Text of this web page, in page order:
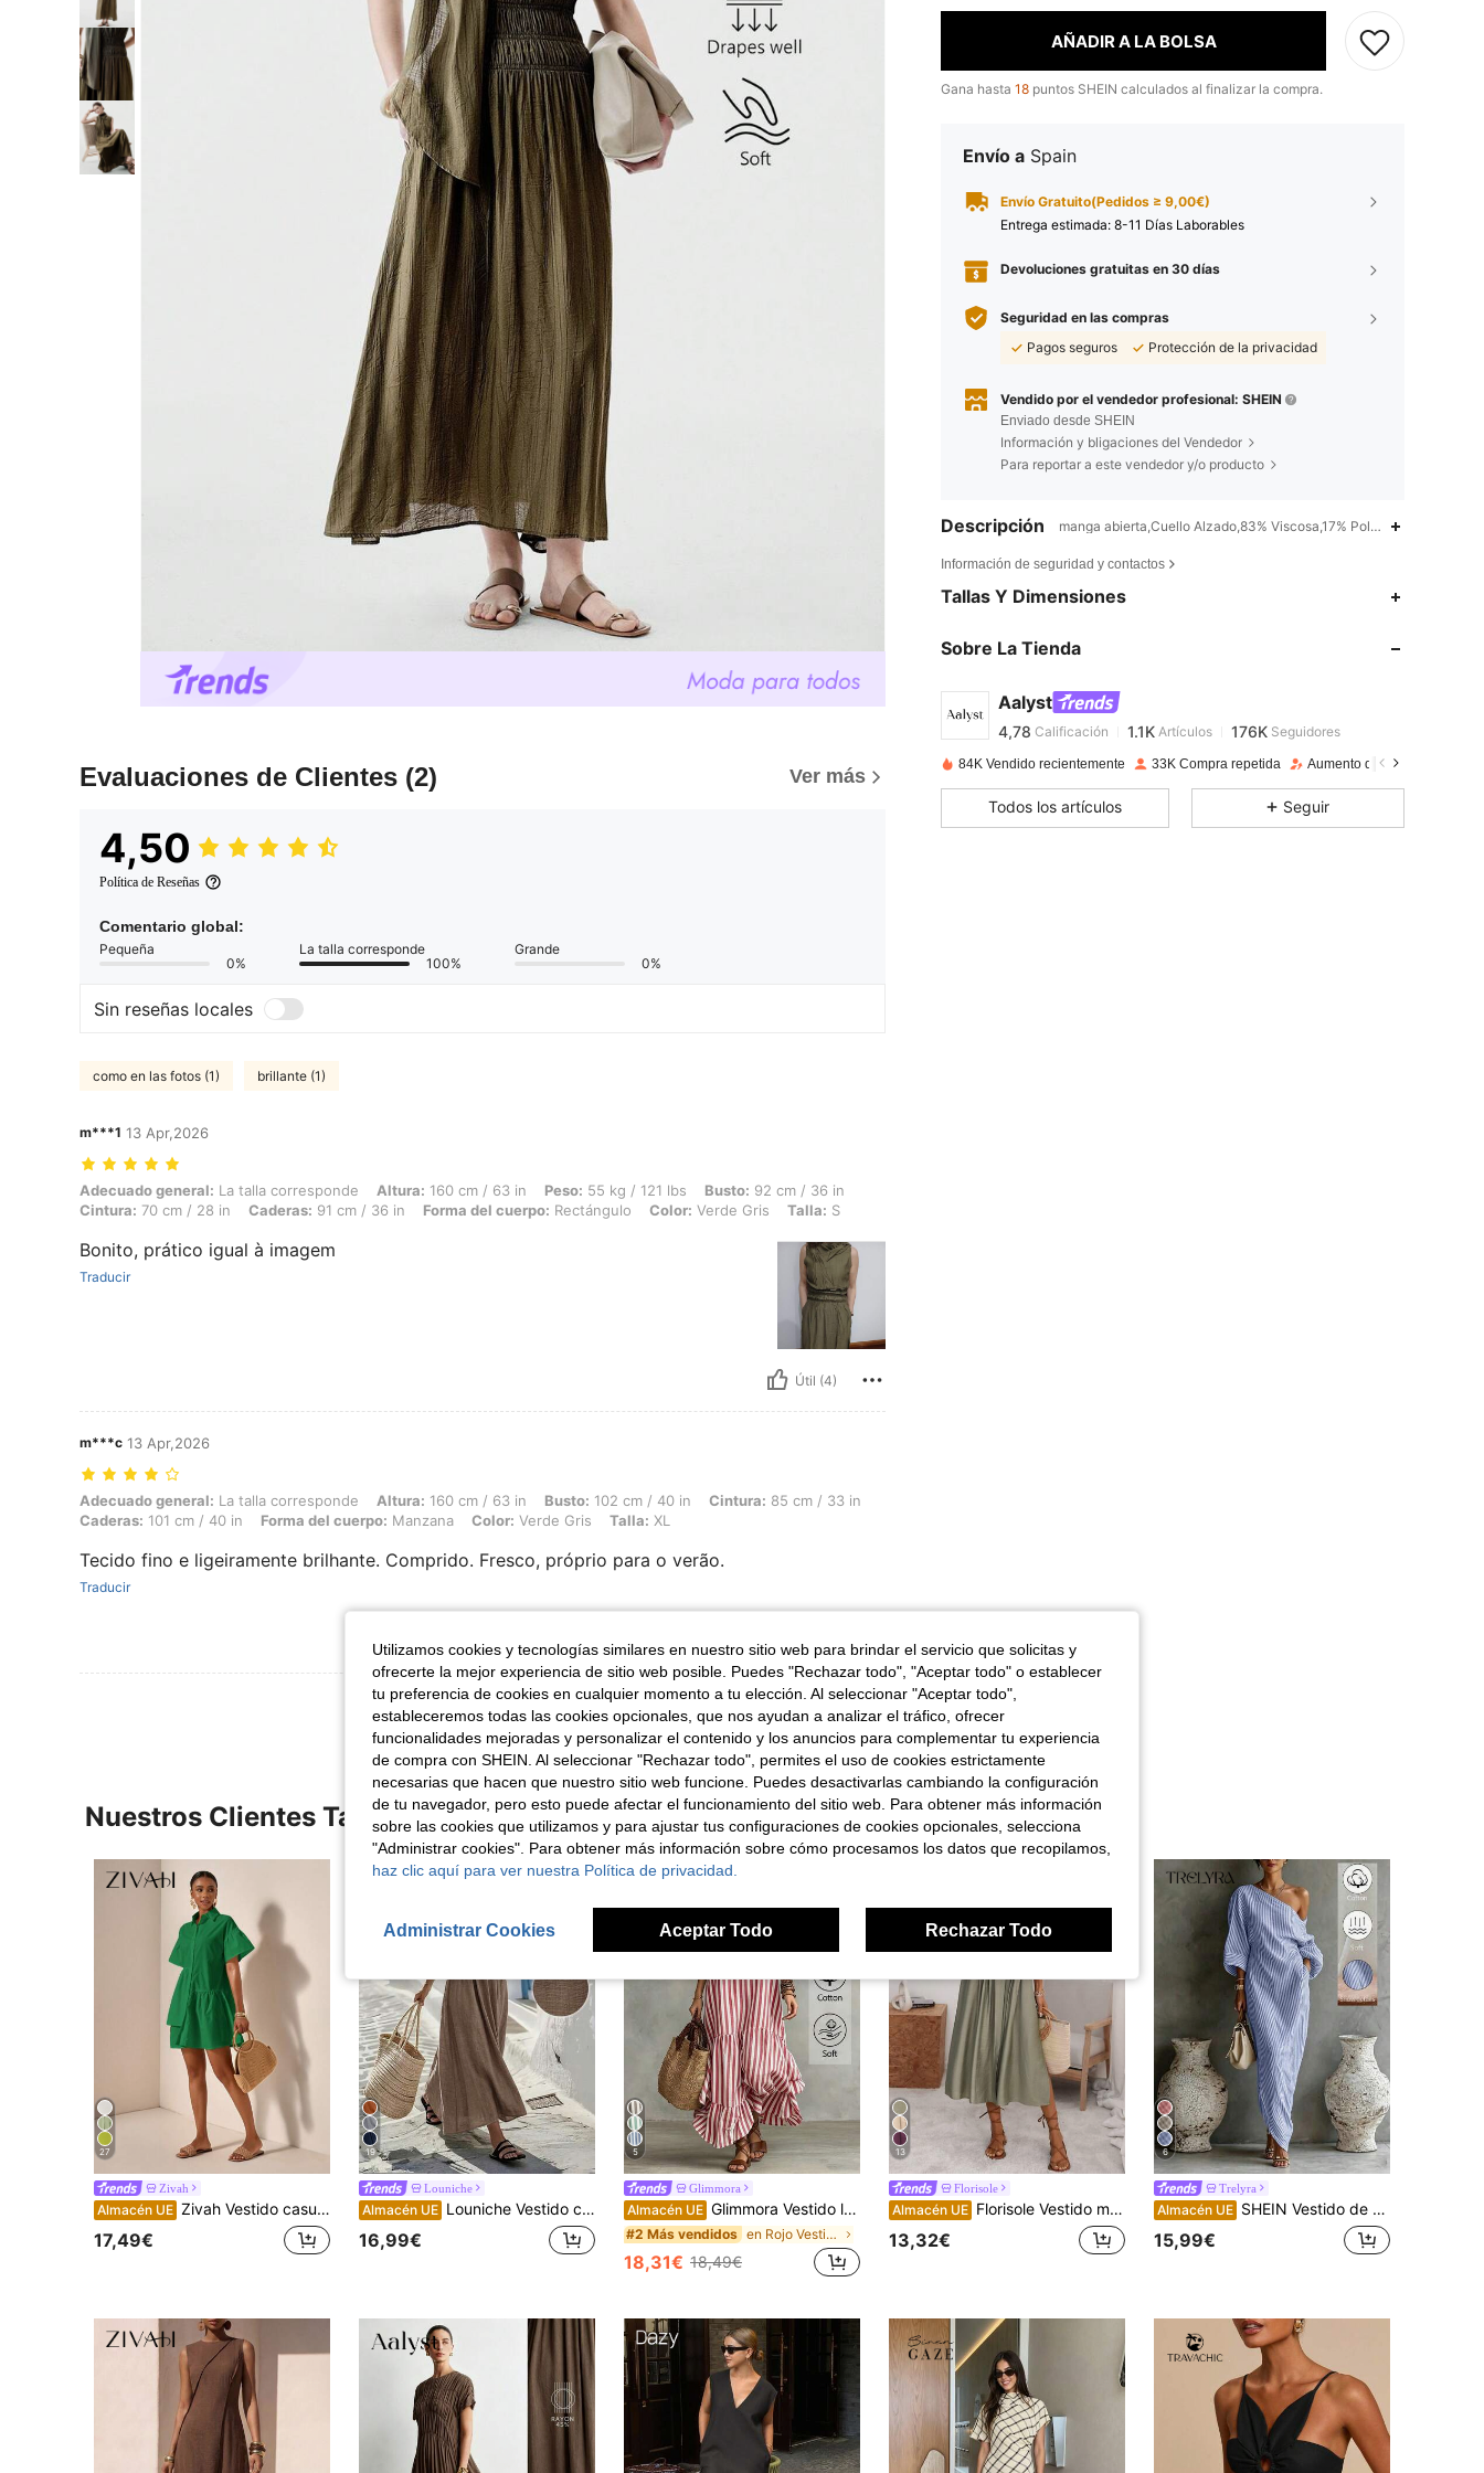
Evaluaciones de Clientes (2) Ver más
4,50
Política de Reseñas
Comentario global:
Pequeña
0%
La talla corresponde
100%
Grande
0%
Sin reseñas locales
como en las fotos (1) brillante (1)
m***1 13 Apr,2026
Adecuado general: La talla corresponde, Altura: 160 cm / 63 in, Peso: 55 kg / 121 lbs, Busto: 92 cm / 36 in, Cintura: 70 cm / 28 in, Caderas: 91 cm / 36 in, Forma del cuerpo: Rectángulo, Color: Verde Gris, Talla: S
Adecuado general: La talla corresponde Altura: 160 cm / 63 in Peso: 55 kg / 121 lbs Busto: 92 cm / 36 in
Cintura: 70 cm / 28 in Caderas: 91 cm / 36 in Forma del cuerpo: Rectángulo Color: Verde Gris Talla: S
Bonito, prático igual à imagem
Traducir
Útil (4)
m***c 13 Apr,2026
Adecuado general: La talla corresponde, Altura: 160 cm / 63 in, Busto: 102 cm / 40 in, Cintura: 85 cm / 33 in, Caderas: 101 cm / 40 in, Forma del cuerpo: Manzana, Color: Verde Gris, Talla: XL
Adecuado general: La talla corresponde Altura: 160 cm / 63 in Busto: 102 cm / 40 in Cintura: 85 cm / 33 in
Caderas: 101 cm / 40 in Forma del cuerpo: Manzana Color: Verde Gris Talla: XL
Tecido fino e ligeiramente brilhante. Comprido. Fresco, próprio para o verão.
Traducir
Útil (0)
AÑADIR A LA BOLSA
Gana hasta 18 puntos SHEIN calculados al finalizar la compra.
Envío a Spain
Envío Gratuito(Pedidos ≥ 9,00€)
Entrega estimada: 8-11 Días Laborables
Devoluciones gratuitas en 30 días
Seguridad en las compras
Pagos seguros
Protección de la privacidad
Vendido por el vendedor profesional: SHEIN
Enviado desde SHEIN
Información y bligaciones del Vendedor
Para reportar a este vendedor y/o producto
Descripción manga abierta,Cuello Alzado,83% Viscosa,17% Poliamida
Información de seguridad y contactos
Tallas Y Dimensiones
Sobre La Tienda
Aalyst
4,78
4,78
4,78 Calificación 1.1K Artículos 176K Seguidores
a***apagadoHace 1 día
4,78 1.1K 176K
84K Vendido recientemente 33K Compra repetida Aumento de seguidores 17%
Todos los artículos Seguir
Nuestros Clientes También Vieron
27
Zivah
Almacén UE Zivah Vestido casual de verano para mujer con volantes en el bajo y diseño escalonado en color verde, atuendo bohemio sólido para la playa, estilo Old Money Fairycore, ropa occidental tropical para festivales
17,49€
19
Louniche
Almacén UE Louniche Vestido casual sin mangas verde oliva para mujer con diseño de cintura cruzada, estilo minimalista que muestra elegancia, adecuado para uso diario, té de la tarde, reuniones casuales y desplazamientos de negocios ligeros
16,99€
5
Glimmora
Almacén UE Glimmora Vestido largo casual de fiesta para mujer con rayas, patchwork, plisado y volantes en el bajo
#2 Más vendidos en Rojo Vestidos largos de mujer
18,31€ 18,49€
13
Florisole
Almacén UE Florisole Vestido midi suelto con cuello de camisa y botones para mujer, verde salvia, verano, casual modesto, vacaciones, festivo, elegante retro francés para oficina y desplazamientos
13,32€
6
Trelyra
Almacén UE SHEIN Vestido de mujer elegante y casual de alta gama con hombro asimétrico, rayas y abertura, vestido de primavera/verano para mujer, vacaciones, salidas, Y2K, primavera, verano, regreso a la escuela, casual, playa, negocios, versátil, vestido a rayas para mujer, vestido azul y blanco para mujer
15,99€
Utilizamos cookies y tecnologías similares en nuestro sitio web para brindar el servicio que solicitas y
ofrecerte la mejor experiencia de sitio web posible. Puedes "Rechazar todo", "Aceptar todo" o establecer
tu preferencia de cookies en cualquier momento a tu elección. Al seleccionar "Aceptar todo",
estableceremos todas las cookies opcionales, que nos ayudan a analizar el tráfico, ofrecer
funcionalidades mejoradas y personalizar el contenido y los anuncios para complementar tu experiencia
de compra con SHEIN. Al seleccionar "Rechazar todo", permites el uso de cookies estrictamente
necesarias que hacen que nuestro sitio web funcione. Puedes desactivarlas cambiando la configuración
de tu navegador, pero esto puede afectar el funcionamiento del sitio web. Para obtener más información
sobre las cookies que utilizamos y para ajustar tus configuraciones de cookies opcionales, selecciona
"Administrar cookies". Para obtener más información sobre cómo procesamos los datos que recopilamos,
haz clic aquí para ver nuestra Política de privacidad.
Administrar Cookies Aceptar Todo Rechazar Todo